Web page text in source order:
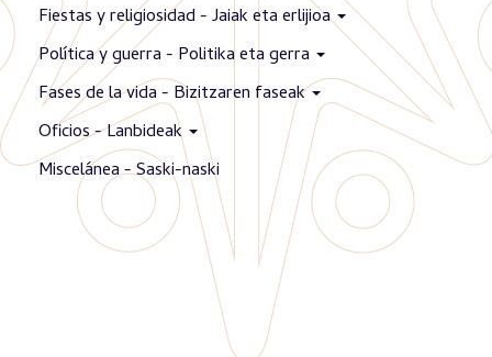
Fiestas y religiosidad - Jaiak eta erlijioa
Política y guerra - Politika eta gerra
Fases de la vida - Bizitzaren faseak
Oficios - Lanbideak
Miscelánea - Saski-naski